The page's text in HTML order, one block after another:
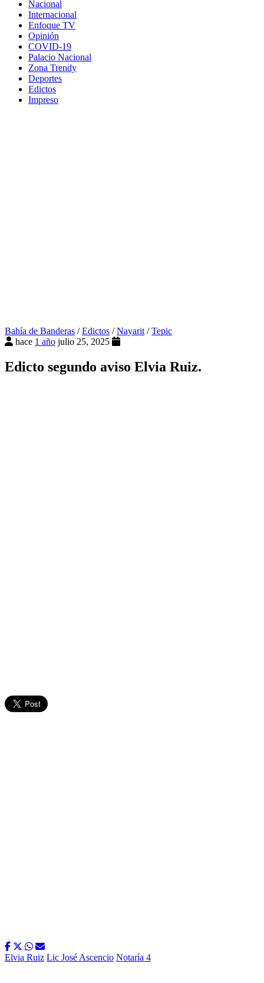
Nacional
Internacional
Enfoque TV
Opinión
COVID-19
Palacio Nacional
Zona Trendy
Deportes
Edictos
Impreso
Bahía de Banderas /Edictos /Nayarit/Tepic
hace 1 año julio 25, 2025
Edicto segundo aviso Elvia Ruiz.
Elvia Ruiz Lic José Ascencio Notaría 4